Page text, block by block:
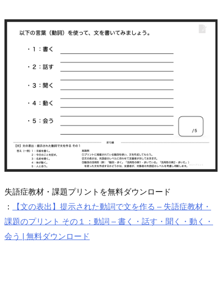
失語症教材・課題プリントを無料ダウンロード
：
【文の表出】提示された動詞で文を作る – 失語症教材・
課題のプリント その１：動詞 – 書く・話す・聞く・動く・
会う | 無料ダウンロード